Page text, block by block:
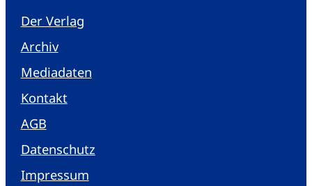
Der Verlag
Archiv
Mediadaten
Kontakt
AGB
Datenschutz
Impressum